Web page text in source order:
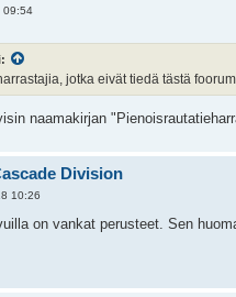
09:54
jotka eivät tiedä tästä
naamakirjan
Division
10:26
on vankat perusteet. Sen